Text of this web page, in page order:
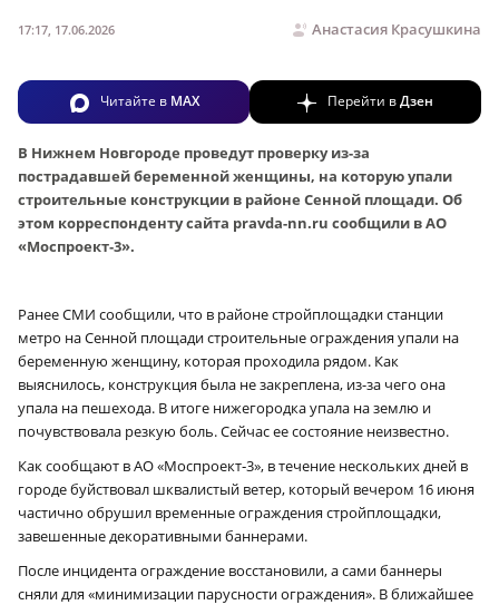
Анастасия Красушкина
17:17, 17.06.2026
Читайте в MAX Перейти вДзен
В Нижнем Новгороде проведут проверку из-за
пострадавшей беременной женщины, на которую упали
строительные конструкции в районе Сенной площади. Об
этом корреспонденту сайта pravda-nn.ru сообщили в АО
«Моспроект‑3».
Ранее СМИ сообщили, что в районе стройплощадки станции
метро на Сенной площади строительные ограждения упали на
беременную женщину, которая проходила рядом. Как
выяснилось, конструкция была не закреплена, из-за чего она
упала на пешехода. В итоге нижегородка упала на землю и
почувствовала резкую боль. Сейчас ее состояние неизвестно.
Как сообщают в АО «Моспроект‑3», в течение нескольких дней в
городе буйствовал шквалистый ветер, который вечером 16 июня
частично обрушил временные ограждения стройплощадки,
завешенные декоративными баннерами.
После инцидента ограждение восстановили, а сами баннеры
сняли для «минимизации парусности ограждения». В ближайшее